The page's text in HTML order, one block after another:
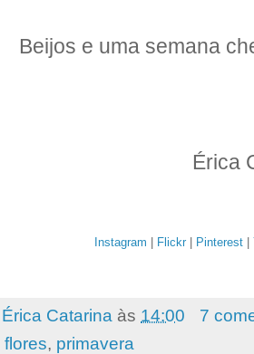
Beijos e uma semana
Érica
Instagram | Flickr | Pinterest |
Érica Catarina às 14:00
7
flores, primavera